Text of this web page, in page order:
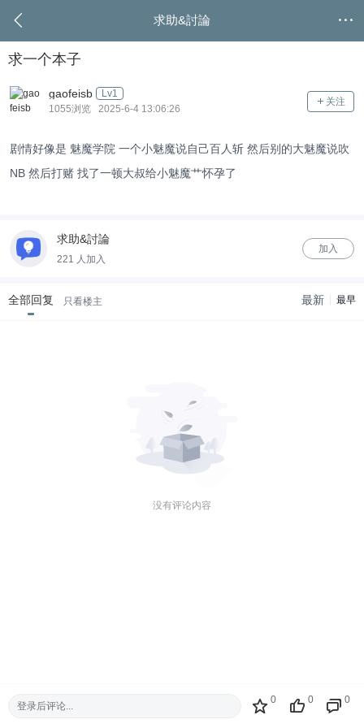
求助&討論
求一个本子
gaofeisb
Lv1
1055浏览 2025-6-4 13:06:26
关注
剧情好像是 魅魔学院 一个小魅魔说自己百人斩 然后别的大魅魔说吹
NB 然后打赌 找了一顿大叔给小魅魔艹怀孕了
求助&討論
221 人加入
加入
全部回复 只看楼主 最新 最早
没有评论内容
登录后评论...
0 0 0